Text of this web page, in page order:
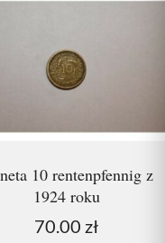
10 rentenpfennig z
1924 roku
70.00 zł